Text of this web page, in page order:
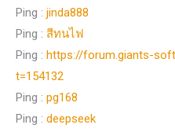
Ping : jinda888
Ping : สีทนไฟ
Ping : https://forum.giants-
t=154132
Ping : pg168
Ping : deepseek